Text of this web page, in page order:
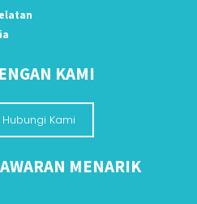
KAMI
Hubungi Kami
MENARIK